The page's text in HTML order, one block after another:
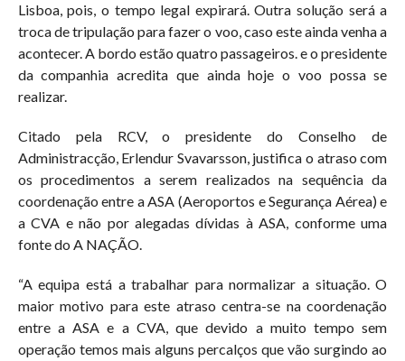
Lisboa, pois, o tempo legal expirará. Outra solução será a
troca de tripulação para fazer o voo, caso este ainda venha a
acontecer. A bordo estão quatro passageiros. e o presidente
da companhia acredita que ainda hoje o voo possa se
realizar.
Citado pela RCV, o presidente do Conselho de
Administracção, Erlendur Svavarsson, justifica o atraso com
os procedimentos a serem realizados na sequência da
coordenação entre a ASA (Aeroportos e Segurança Aérea) e
a CVA e não por alegadas dívidas à ASA, conforme uma
fonte do A NAÇÃO.
“A equipa está a trabalhar para normalizar a situação. O
maior motivo para este atraso centra-se na coordenação
entre a ASA e a CVA, que devido a muito tempo sem
operação temos mais alguns percalços que vão surgindo ao